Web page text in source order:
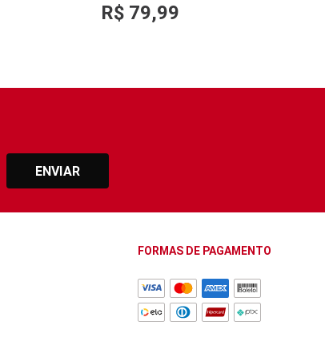
R$ 79,99
ENVIAR
FORMAS DE PAGAMENTO